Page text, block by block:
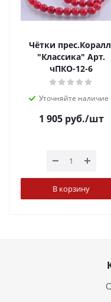
Чётки
"Классика" Арт.
чПКО-12-6
Уточняйте наличие
1 905руб./шт
В корзину